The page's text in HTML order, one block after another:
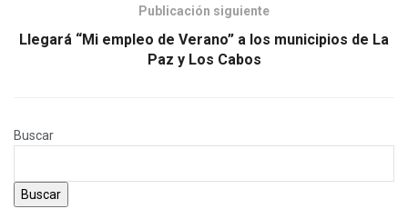
Publicación siguiente
Llegará “Mi empleo de Verano” a los municipios de La
Paz y Los Cabos
Buscar
Buscar